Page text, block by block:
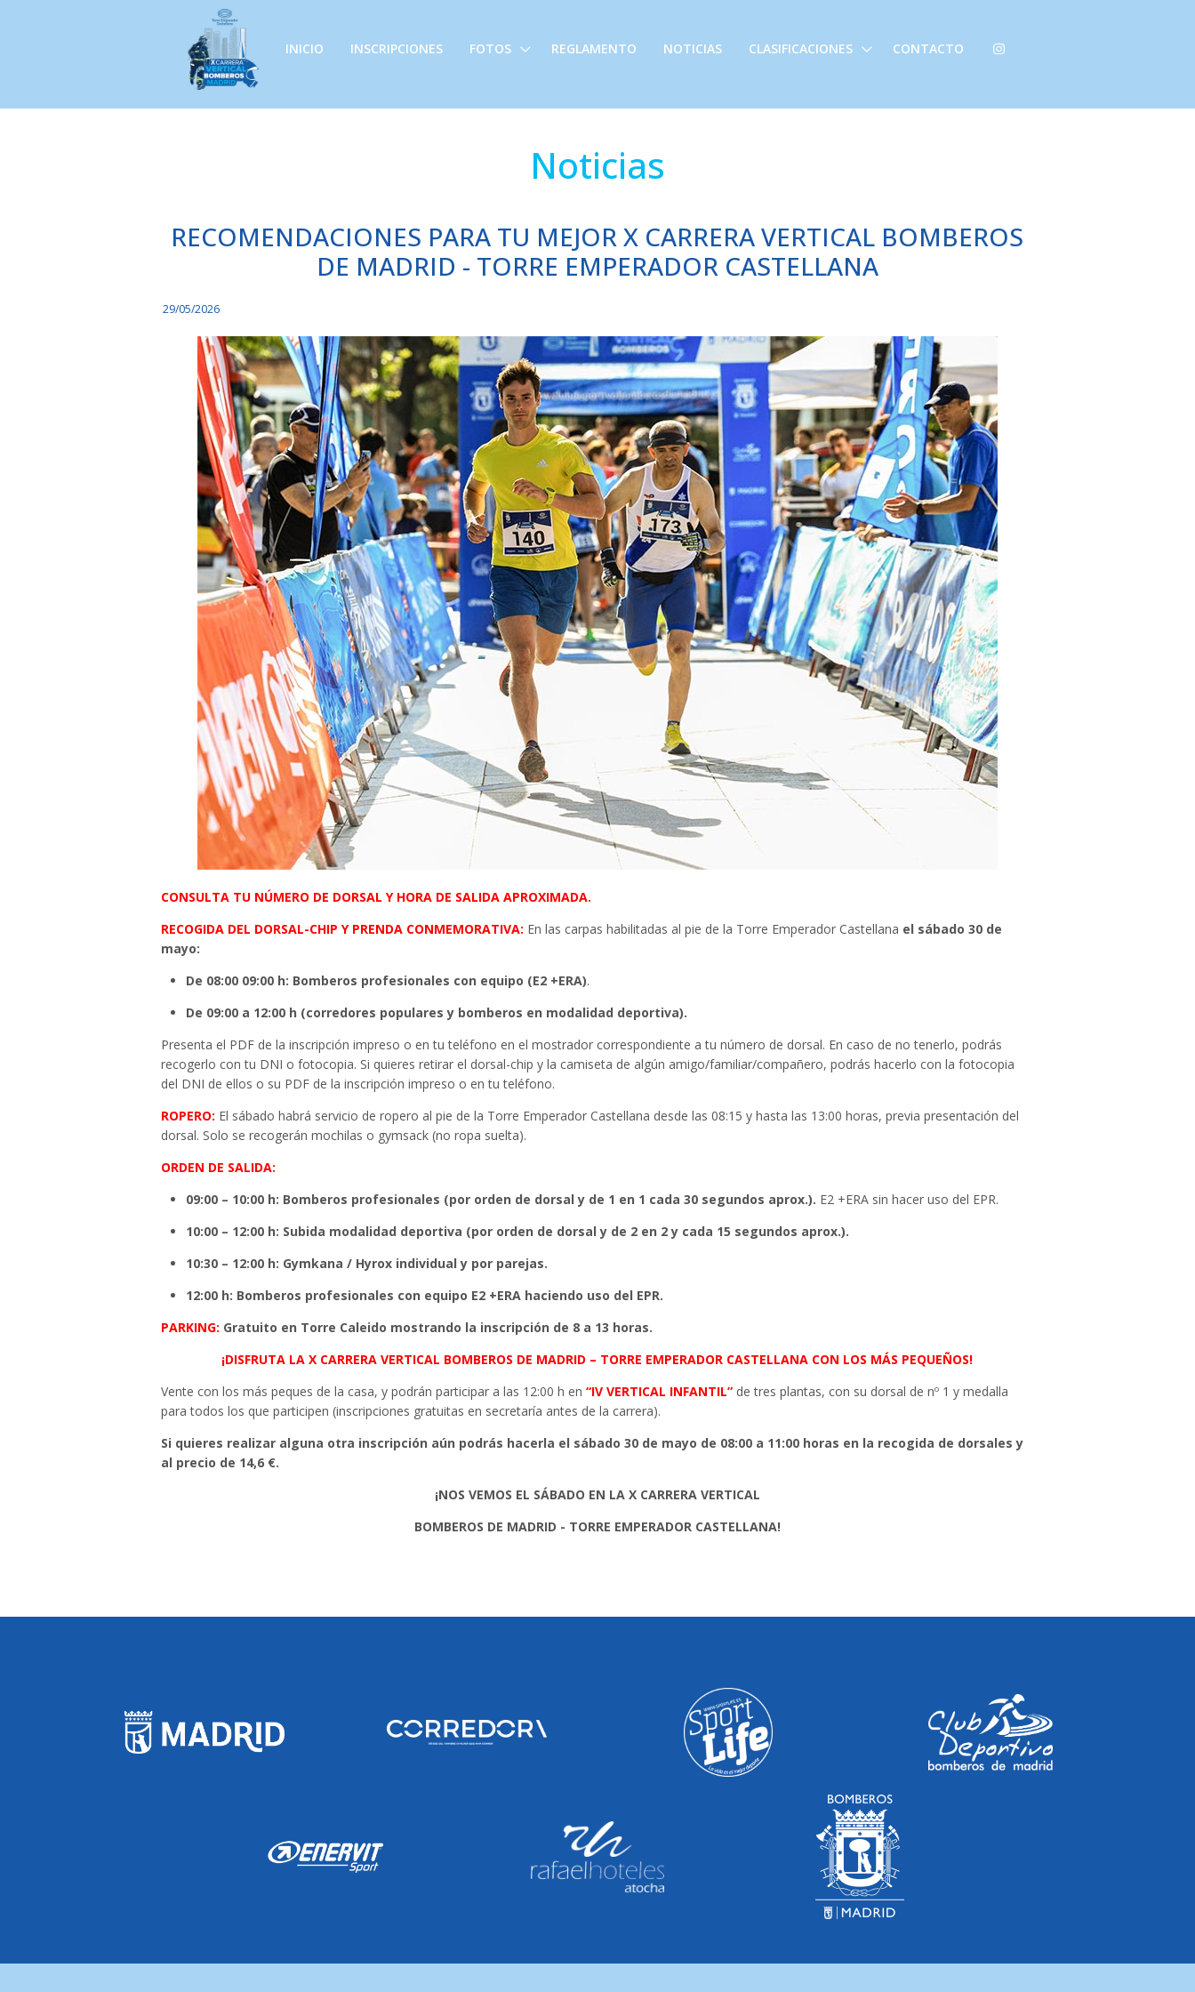
Noticias
INICIO INSCRIPCIONES FOTOS REGLAMENTO NOTICIAS CLASIFICACIONES CONTACTO
RECOMENDACIONES PARA TU MEJOR X CARRERA VERTICAL BOMBEROS
DE MADRID - TORRE EMPERADOR CASTELLANA
29/05/2026
CONSULTA TU NÚMERO DE DORSAL Y HORA DE SALIDA APROXIMADA.
RECOGIDA DEL DORSAL-CHIP Y PRENDA CONMEMORATIVA: En las carpas habilitadas al pie de la Torre Emperador Castellana el sábado 30 de
mayo:
De 08:00 09:00 h: Bomberos profesionales con equipo (E2 +ERA).
De 09:00 a 12:00 h (corredores populares y bomberos en modalidad deportiva).
Presenta el PDF de la inscripción impreso o en tu teléfono en el mostrador correspondiente a tu número de dorsal. En caso de no tenerlo, podrás
recogerlo con tu DNI o fotocopia. Si quieres retirar el dorsal-chip y la camiseta de algún amigo/familiar/compañero, podrás hacerlo con la fotocopia
del DNI de ellos o su PDF de la inscripción impreso o en tu teléfono.
ROPERO: El sábado habrá servicio de ropero al pie de la Torre Emperador Castellana desde las 08:15 y hasta las 13:00 horas, previa presentación del
dorsal. Solo se recogerán mochilas o gymsack (no ropa suelta).
ORDEN DE SALIDA:
09:00 – 10:00 h: Bomberos profesionales (por orden de dorsal y de 1 en 1 cada 30 segundos aprox.). E2 +ERA sin hacer uso del EPR.
10:00 – 12:00 h: Subida modalidad deportiva (por orden de dorsal y de 2 en 2 y cada 15 segundos aprox.).
10:30 – 12:00 h: Gymkana / Hyrox individual y por parejas.
12:00 h: Bomberos profesionales con equipo E2 +ERA haciendo uso del EPR.
PARKING: Gratuito en Torre Caleido mostrando la inscripción de 8 a 13 horas.
¡DISFRUTA LA X CARRERA VERTICAL BOMBEROS DE MADRID – TORRE EMPERADOR CASTELLANA CON LOS MÁS PEQUEÑOS!
Vente con los más peques de la casa, y podrán participar a las 12:00 h en “IV VERTICAL INFANTIL”de tres plantas, con su dorsal de nº 1 y medalla
para todos los que participen (inscripciones gratuitas en secretaría antes de la carrera).
Si quieres realizar alguna otra inscripción aún podrás hacerla el sábado 30 de mayo de 08:00 a 11:00 horas en la recogida de dorsales y
al precio de 14,6 €.
¡NOS VEMOS EL SÁBADO EN LA X CARRERA VERTICAL
BOMBEROS DE MADRID - TORRE EMPERADOR CASTELLANA!